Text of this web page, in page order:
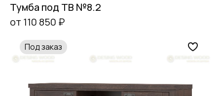
Тумба под ТВ №8.2
от 110 850 ₽
Под заказ